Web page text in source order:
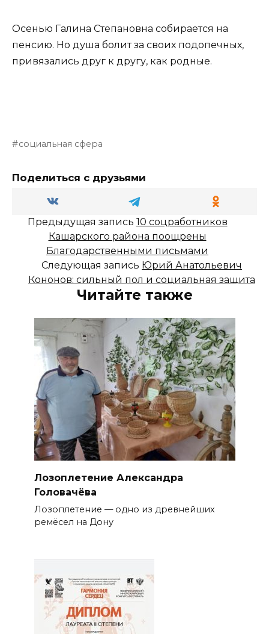
Осенью Галина Степановна собирается на
пенсию. Но душа болит за своих подопечных,
привязались друг к другу, как родные.
социальная сфера
Поделиться с друзьями
Предыдущая запись 10 соцработников
Кашарского района поощрены
Благодарственными письмами
Следующая запись Юрий Анатольевич
Кононов: сильный пол и социальная защита
Читайте также
Лозоплетение Александра
Головачёва
Лозоплетение — одно из древнейших
ремёсел на Дону